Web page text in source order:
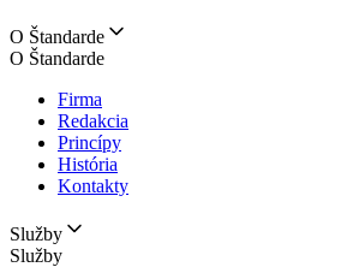
O Štandarde
O Štandarde
Firma
Redakcia
Princípy
História
Kontakty
Služby
Služby